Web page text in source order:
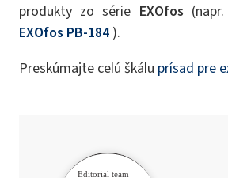
produkty zo série EXOfos (napr.
EXOfos PB-184 ).
Preskúmajte celú škálu prísad pre